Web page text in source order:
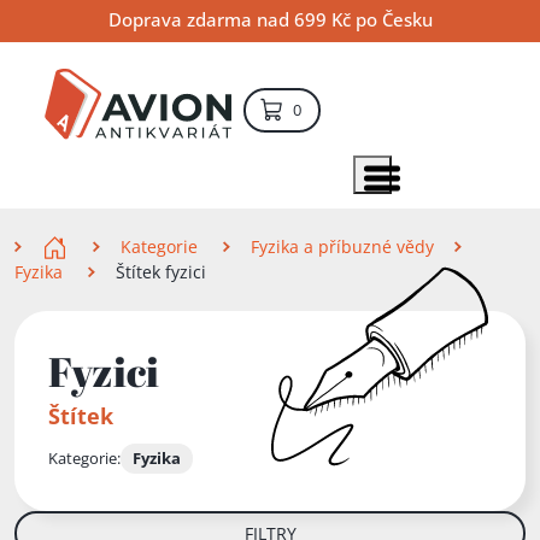
na
obsah
na
navigaci
na
vyhledávání
Doprava zdarma nad 699 Kč po Česku
0položek – košík
Zobrazit položky menu
Kategorie
Fyzika a příbuzné vědy
Fyzika
Štítek fyzici
Fyzici
Štítek
Kategorie: Fyzika
FILTRY